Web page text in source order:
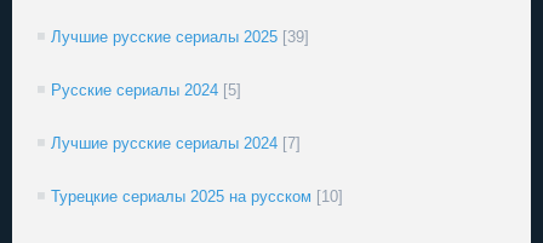
Лучшие русские сериалы 2025 [39]
Русские сериалы 2024 [5]
Лучшие русские сериалы 2024 [7]
Турецкие сериалы 2025 на русском [10]